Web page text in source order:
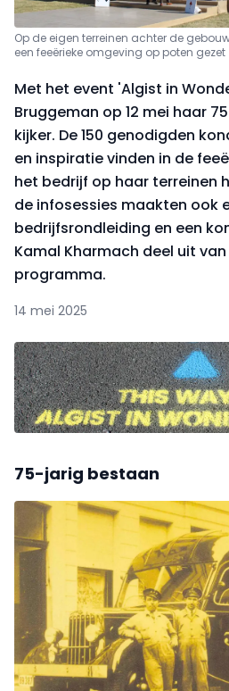
Op de eigen terreinen achter de
een feeërieke omgeving op poten gezet
Met het event 'Algist in
Bruggeman op 12 mei haar
kijker. De 150 genodigden
en inspiratie vinden in de
het bedrijf op haar terreinen
de infosessies maakten ook
bedrijfsrondleiding en een
Kamal Kharmach deel uit
programma.
14 mei 2025
75-jarig bestaan